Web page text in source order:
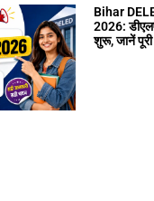
Bihar
2026:
शुरू, जानें पूरी